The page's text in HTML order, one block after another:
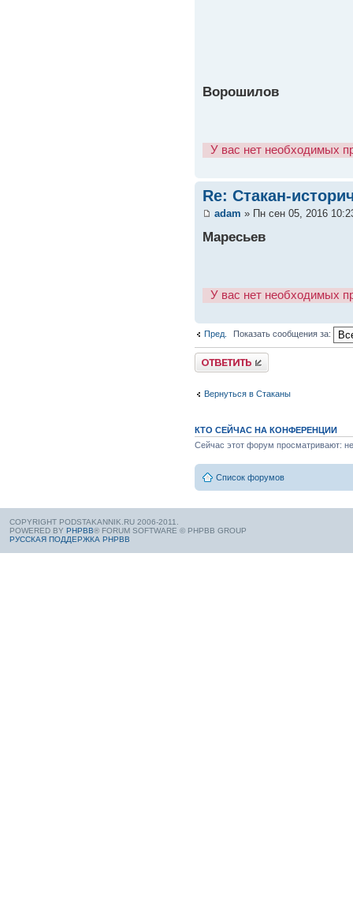
Ворошилов
У вас нет необходимых
Re: Стакан-
adam » Пн сен 05, 2016
Маресьев
У вас нет необходимых
Пред. Показать сообщения за:
Вернуться в Стаканы
КТО СЕЙЧАС НА КОНФЕРЕНЦИИ
Сейчас этот форум просматривают:
Список форумов
COPYRIGHT PODSTAKANNIK.RU 2006-2011.
POWERED BY PHPBB® FORUM SOFTWARE © PHPBB GROUP
РУССКАЯ ПОДДЕРЖКА PHPBB